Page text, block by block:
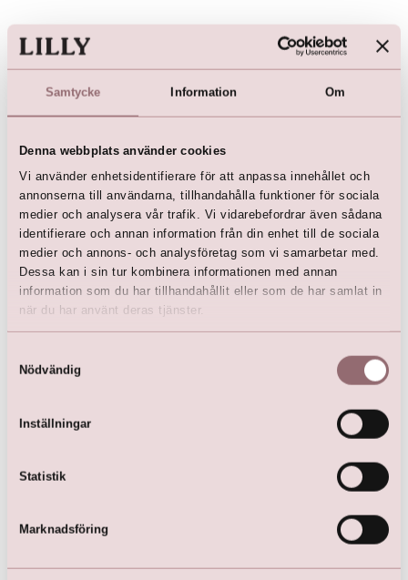
Samtycke Information Om
Denna webbplats använder cookies
Vi använder enhetsidentifierare för att anpassa innehållet och
annonserna till användarna, tillhandahålla funktioner för sociala
medier och analysera vår trafik. Vi vidarebefordrar även sådana
identifierare och annan information från din enhet till de sociala
medier och annons- och analysföretag som vi samarbetar med.
Dessa kan i sin tur kombinera informationen med annan
information som du har tillhandahållit eller som de har samlat in
när du har använt deras tjänster.
Nödvändig
Inställningar
Statistik
Marknadsföring
Let's Party by LILLY Dress
3 899,00